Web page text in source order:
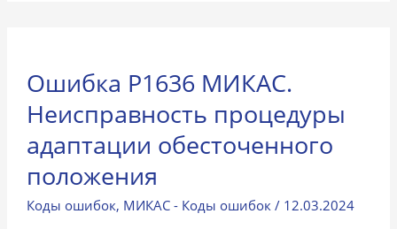
Ошибка P1636 МИКАС.
Неисправность процедуры
адаптации обесточенного
положения
Коды ошибок, МИКАС - Коды ошибок / 12.03.2024